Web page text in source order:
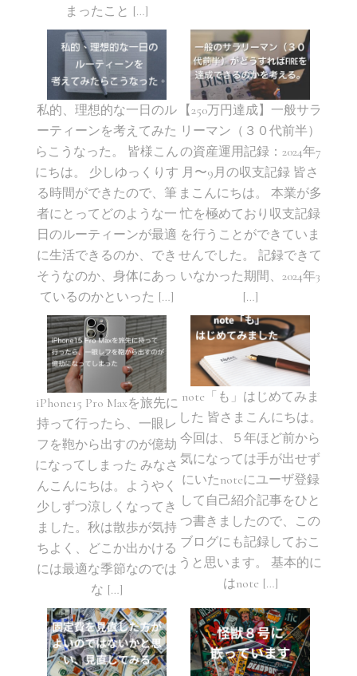
まったこと […]
私的、理想的な一日のル
ーティーンを考えてみた
らこうなった。 皆様こん
にちは。 少しゆっくりす
る時間ができたので、筆
者にとってどのような一
日のルーティーンが最適
に生活できるのか、でき
そうなのか、身体にあっ
ているのかといった […]
【250万円達成】一般サラ
リーマン（３０代前半）
の資産運用記録：2024年7
月〜9月の収支記録 皆さ
まこんにちは。 本業が多
忙を極めており収支記録
を行うことができていま
せんでした。 記録できて
いなかった期間、2024年3
[…]
iPhone15 Pro Maxを旅先に
持って行ったら、一眼レ
フを鞄から出すのが億劫
になってしまった みなさ
んこんにちは。ようやく
少しずつ涼しくなってき
ました。秋は散歩が気持
ちよく、どこか出かける
には最適な季節なのでは
な […]
note「も」はじめてみま
した 皆さまこんにちは。
今回は、５年ほど前から
気になっては手が出せず
にいたnoteにユーザ登録
して自己紹介記事をひと
つ書きましたので、この
ブログにも記録しておこ
うと思います。 基本的に
はnote […]